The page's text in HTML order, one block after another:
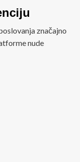
značajno
nude